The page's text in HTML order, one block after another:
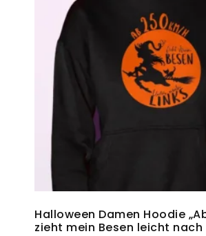
Halloween Damen Hoodie
zieht mein Besen leicht nach